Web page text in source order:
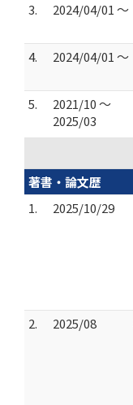
3.
2024/04/01 ～
4.
2024/04/01 ～
5.
2021/10 ～
2025/03
著書・論文歴
1.
2025/10/29
2.
2025/08